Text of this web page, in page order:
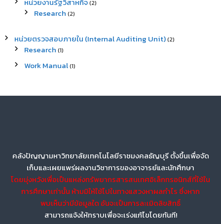
(2)
Research (2)
หน่วยตรวจสอบภายใน (Internal Auditing Unit)(2)
Research (1)
Work Manual(1)
คลังปัญญามหาวิทยาลัยเทคโนโลยีราชมงคลธัญบุรี ตั้งขึ้นเพื่อจัด
เก็บและเผยแพร่ผลงานวิชาการของอาจารย์และนักศึกษา
โดยมุ่งหวังเพื่อเป็นแหล่งทรัพยากรสารสนเทศอิเล็กทรอนิกส์ที่ใช้ใน
การศึกษาเท่านั้น ห้ามมิให้ใช้ไปในทางแสวงหาผลกำไร ซึ่งหาก
พบเห็นว่ามีข้อมูลใด อันจะเป็นการละเมิดลิขสิทธิ์
สามารถแจ้งให้ทราบเพื่อจะเร่งแก้ไขโดยทันที!